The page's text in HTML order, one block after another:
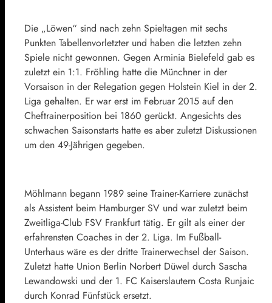
Die „Löwen“ sind nach zehn Spieltagen mit sechs
Punkten Tabellenvorletzter und haben die letzten zehn
Spiele nicht gewonnen. Gegen Arminia Bielefeld gab es
zuletzt ein 1:1. Fröhling hatte die Münchner in der
Vorsaison in der Relegation gegen Holstein Kiel in der 2.
Liga gehalten. Er war erst im Februar 2015 auf den
Cheftrainerposition bei 1860 gerückt. Angesichts des
schwachen Saisonstarts hatte es aber zuletzt Diskussionen
um den 49-Jährigen gegeben.
Möhlmann begann 1989 seine Trainer-Karriere zunächst
als Assistent beim Hamburger SV und war zuletzt beim
Zweitliga-Club FSV Frankfurt tätig. Er gilt als einer der
erfahrensten Coaches in der 2. Liga. Im Fußball-
Unterhaus wäre es der dritte Trainerwechsel der Saison.
Zuletzt hatte Union Berlin Norbert Düwel durch Sascha
Lewandowski und der 1. FC Kaiserslautern Costa Runjaic
durch Konrad Fünfstück ersetzt.